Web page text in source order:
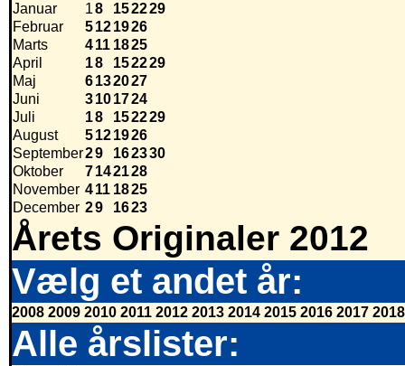
Januar
18 152229
Februar
5121926
Marts
411 1825
April
18 152229
Maj
6132027
Juni
3101724
Juli
18 152229
August
5121926
September29 162330
Oktober
7142128
November 411 1825
December 29 1623
Årets Originaler 2012
Vælg et andet år:
2008 2009 2010 2011 2012 2013 2014 2015 2016 2017 2018
Alle årslister: